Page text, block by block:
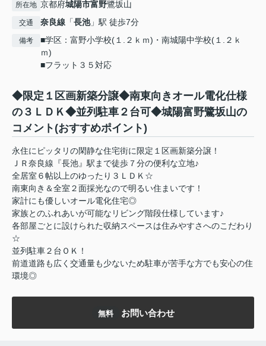
所在地 京都府城陽市富野鷺坂山
交通 奈良線 「長池」駅 徒歩7分
備考
■学区：富野小学校(１.２ｋｍ)・南城陽中学校(１.２ｋ
ｍ)
■フラット３５対応
◆限定１区画新築分譲◆南東向きオール電化仕様
の３ＬＤＫ◆並列駐車２台可◆城陽富野鷺坂山の
コメント(おすすめポイント)
永住にピッタリの閑静な住宅街に限定１区画新築分譲！
ＪＲ奈良線『長池』駅まで徒歩７分の便利な立地♪
全居室６帖以上のゆったり３ＬＤＫ☆
南東向き＆全室２面採光なので明るい住まいです！
家計にも優しいオール電化住宅◎
家族とのふれあいが可能なリビング階段仕様しています♪
各部屋ごとに設けられた収納スペースは住みやすさへのこだわり
☆
並列駐車２台ＯＫ！
前道道路も広く交通量も少ないため駐車が苦手な方でも安心の住
環境◎
無料 お問い合わせ